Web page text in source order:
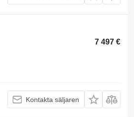
7 497 €
Kontakta säljaren